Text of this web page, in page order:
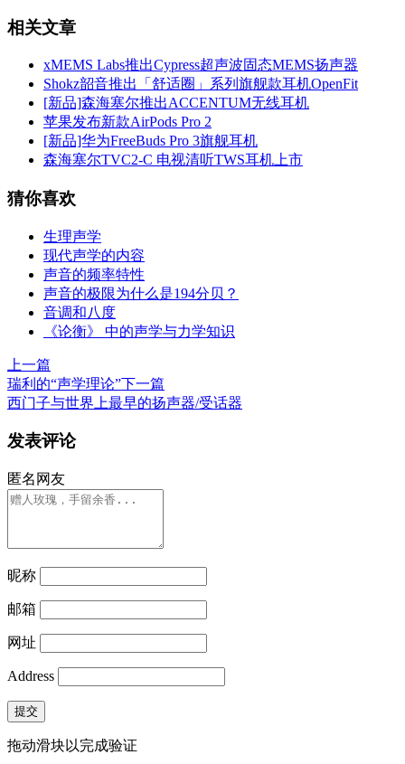
相关文章
xMEMS Labs推出Cypress超声波固态MEMS扬声器
Shokz韶音推出「舒适圈」系列旗舰款耳机OpenFit
[新品]森海塞尔推出ACCENTUM无线耳机
苹果发布新款AirPods Pro 2
[新品]华为FreeBuds Pro 3旗舰耳机
森海塞尔TVC2-C 电视清听TWS耳机上市
猜你喜欢
生理声学
现代声学的内容
声音的频率特性
声音的极限为什么是194分贝？
音调和八度
《论衡》 中的声学与力学知识
上一篇
瑞利的“声学理论”下一篇
西门子与世界上最早的扬声器/受话器
发表评论
匿名网友
昵称
邮箱
网址
Address
提交
拖动滑块以完成验证